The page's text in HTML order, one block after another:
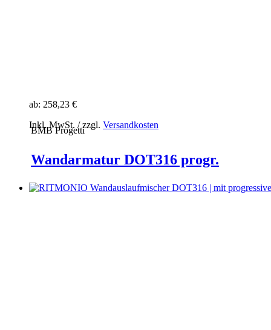
ab: 258,23 €
Inkl. MwSt. / zzgl. Versandkosten
BMB Progetti
Wandarmatur DOT316 progr.